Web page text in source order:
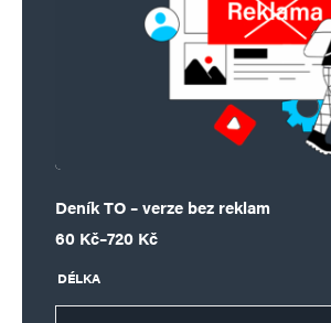
Deník TO – verze bez reklam
60 Kč–720 Kč
Rozpětí cen: 60 Kč až 720 Kč
DÉLKA